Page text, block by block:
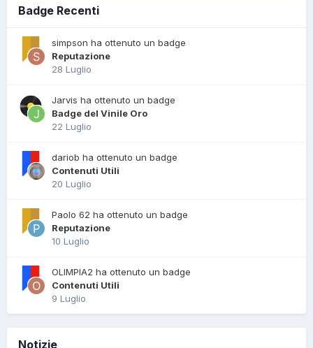
Badge Recenti
simpson ha ottenuto un badge
Reputazione
28 Luglio
Jarvis ha ottenuto un badge
Badge del Vinile Oro
22 Luglio
dariob ha ottenuto un badge
Contenuti Utili
20 Luglio
Paolo 62 ha ottenuto un badge
Reputazione
10 Luglio
OLIMPIA2 ha ottenuto un badge
Contenuti Utili
9 Luglio
Notizie